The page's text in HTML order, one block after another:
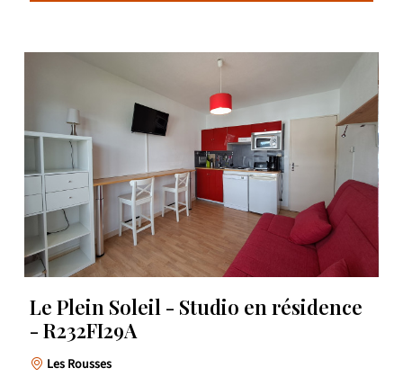
Le Plein Soleil - Studio en résidence
- R232FI29A
Les Rousses